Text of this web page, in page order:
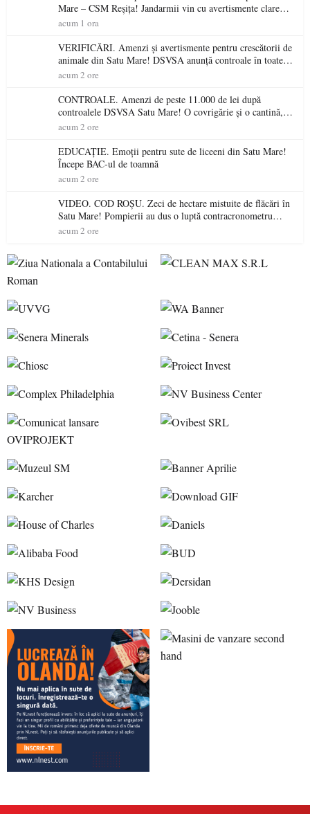
Mare – CSM Reșița! Jandarmii vin cu avertismente clare
pentru suporteri
acum 1 ora
VERIFICĂRI. Amenzi și avertismente pentru crescătorii de
animale din Satu Mare! DSVSA anunță controale în toate
gospodăriile și face apel la respectarea legii
acum 2 ore
CONTROALE. Amenzi de peste 11.000 de lei după
controalele DSVSA Satu Mare! O covrigărie și o cantină,
sancționate pentru nereguli
acum 2 ore
EDUCAȚIE. Emoții pentru sute de liceeni din Satu Mare!
Începe BAC-ul de toamnă
acum 2 ore
VIDEO. COD ROȘU. Zeci de hectare mistuite de flăcări în
Satu Mare! Pompierii au dus o luptă contracronometru
pentru a salva o pădure de la dezastru
acum 2 ore